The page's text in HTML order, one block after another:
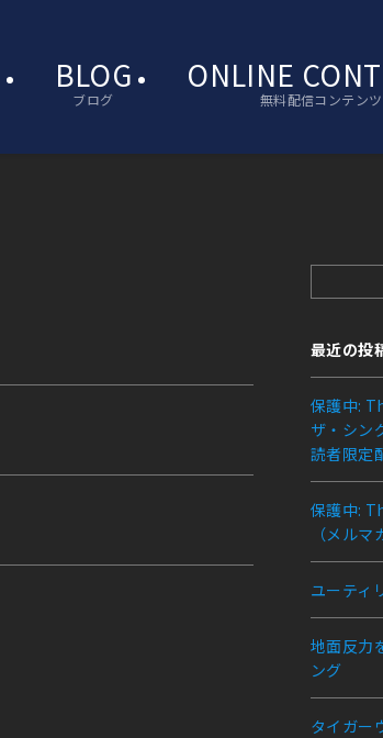
BLOG
ブログ
ONLINE
無料配信コンテンツ
最近の投
保護中:
ザ・シン
読者限定
保護中:
（メルマ
ユーティ
地面反力
ング
タイガー